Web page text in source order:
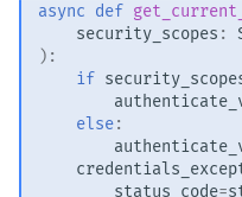
async def
security_scopes :
):
if
else:
status_code=